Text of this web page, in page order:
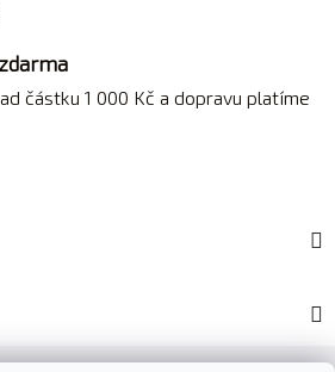
částku 1 000 Kč a dopravu platíme